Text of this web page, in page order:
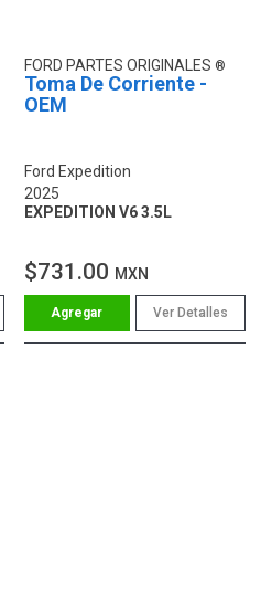
FORD PARTES ORIGINALES
Toma De Corriente -
OEM
Ford Expedition
2025
EXPEDITION V6 3.5L
$731.00 MXN
Ver Detalles